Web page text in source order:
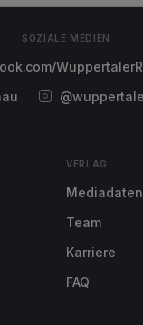
SOZIALE MEDIEN
VERLAG
Mediadaten
Team
Karriere
FAQ